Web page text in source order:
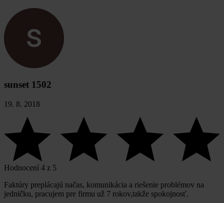
sunset 1502
19. 8. 2018
Hodnocení 4 z 5
Faktúry preplácajú načas, komunikácia a riešenie problémov na
jedničku, pracujem pre firmu už 7 rokov,takže spokojnosť.